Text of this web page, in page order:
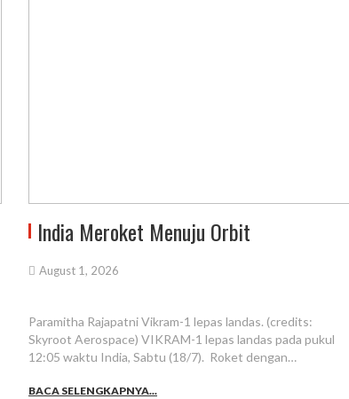
India Meroket Menuju Orbit
August 1, 2026
Paramitha Rajapatni Vikram-1 lepas landas. (credits:
Skyroot Aerospace) VIKRAM-1 lepas landas pada pukul
12:05 waktu India, Sabtu (18/7). Roket dengan…
BACA SELENGKAPNYA...